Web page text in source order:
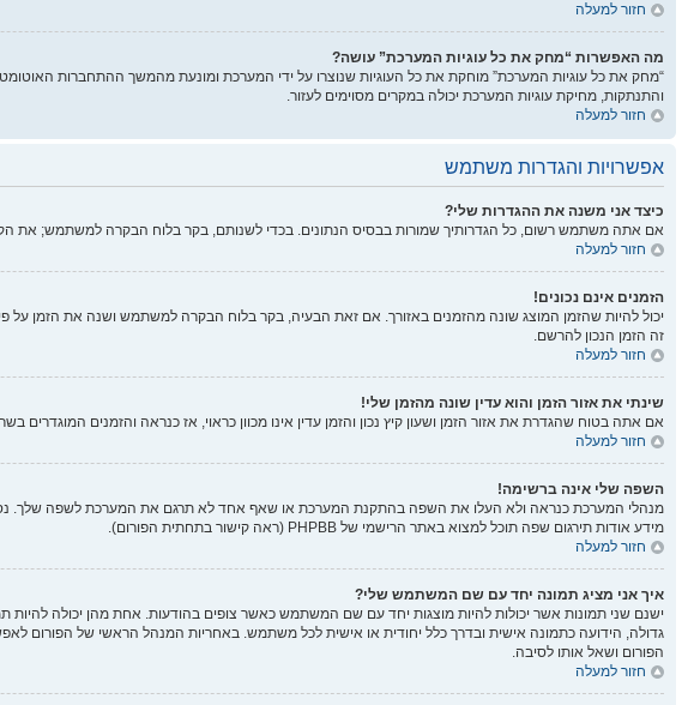
חזור למעלה
מה האפשרות “מחק את כל עוגיות המערכת” עושה?
“מחק את כל עוגיות המערכת” מוחקת את כל העוגיות שנוצרו על ידי המערכת ומונעת מהמשך ההתחברות
והתנתקות, מחיקת עוגיות המערכת יכולה במקרים מסוימים לעזור.
חזור למעלה
אפשרויות והגדרות משתמש
כיצד אני משנה את ההגדרות שלי?
אם אתה משתמש רשום, כל הגדרותיך שמורות בבסיס הנתונים. בכדי לשנותם, בקר בלוח הבקרה למשתמש; את
חזור למעלה
הזמנים אינם נכונים!
יכול להיות שהזמן המוצג שונה מהזמנים באזורך. אם זאת הבעיה, בקר בלוח הבקרה למשתמש ושנה את הזמן על פי
זה הזמן הנכון להרשם.
חזור למעלה
שינתי את אזור הזמן והוא עדין שונה מהזמן שלי!
אם אתה בטוח שהגדרת את אזור הזמן ושעון קיץ נכון והזמן עדין אינו מכוון כראוי, אז כנראה והזמנים המוגדרים
חזור למעלה
השפה שלי אינה ברשימה!
מנהלי המערכת כנראה ולא העלו את השפה בהתקנת המערכת או שאף אחד לא תרגם את המערכת לשפה שלך.
מידע אודות תירגום שפה תוכל למצוא באתר הרישמי של PHPBB (ראה קישור בתחתית הפורום).
חזור למעלה
איך אני מציג תמונה יחד עם שם המשתמש שלי?
ישנם שני תמונות אשר יכולות להיות מוצגות יחד עם שם המשתמש כאשר צופים בהודעות. אחת מהן יכולה
גדולה, הידועה כתמונה אישית ובדרך כלל יחודית או אישית לכל משתמש. באחריות המנהל הראשי של הפורום
הפורום ושאל אותו לסיבה.
חזור למעלה